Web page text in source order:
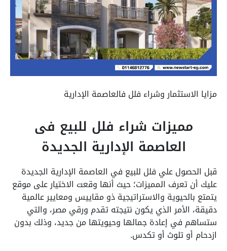
مزايا الاستثمار وشراء فلل فالعاصمة الإدارية
مميزات شراء فلل للبيع فى
العاصمة الإدارية الجديدة
قبل الحصول علي فلل للبيع في العاصمة الإدارية الجديدة
عليك أن تعرف المميزات؛ حيث أنها وقعت الاختيار على موقع
يتمتع بالحيوية والاستراتيجية ذو مقاييس ومعايير عالمية
دقيقة، الأمر الذي يكون نتيجته تقدم ورقي مصر، والتي
ستساهم في إعادة جمالها وحيويتها من جديد، وذلك بدون
ازدحام أو تلوث أو تكدس.